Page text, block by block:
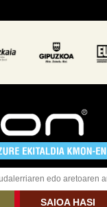
SAIOA HASI